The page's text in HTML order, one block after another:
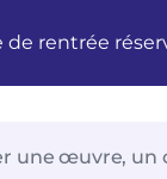
rentrée